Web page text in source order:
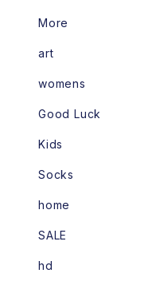
More
art
womens
Good Luck
Kids
Socks
home
SALE
hd